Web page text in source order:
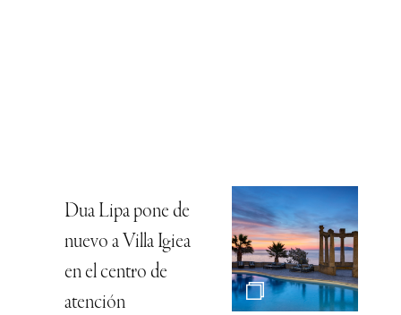
Dua Lipa pone de
nuevo a Villa Igiea
en el centro de
atención